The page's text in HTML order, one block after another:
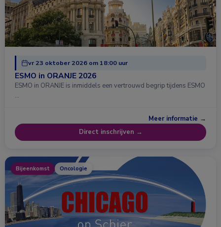
vr 23 oktober 2026 om 18:00 uur
ESMO in ORANJE 2026
ESMO in ORANJE is inmiddels een vertrouwd begrip tijdens ESMO
…
Meer informatie →
Direct inschrijven →
Bijeenkomst Oncologie